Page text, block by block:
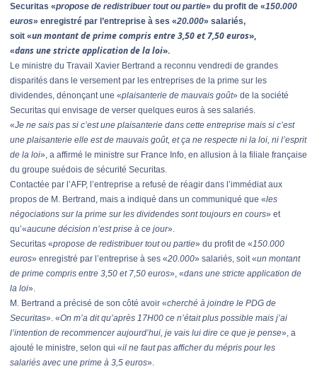
Securitas «propose de redistribuer tout ou partie» du profit de «150.000
euros» enregistré par l’entreprise à ses «20.000» salariés,
soit «un montant de prime compris entre 3,50 et 7,50 euros»,
«dans une stricte application de la loi».
Le ministre du Travail Xavier Bertrand a reconnu vendredi de grandes
disparités dans le versement par les entreprises de la prime sur les
dividendes, dénonçant une «plaisanterie de mauvais goût» de la société
Securitas qui envisage de verser quelques euros à ses salariés.
«Je ne sais pas si c’est une plaisanterie dans cette entreprise mais si c’est
une plaisanterie elle est de mauvais goût, et ça ne respecte ni la loi, ni l’esprit
de la loi», a affirmé le ministre sur France Info, en allusion à la filiale française
du groupe suédois de sécurité Securitas.
Contactée par l’AFP, l’entreprise a refusé de réagir dans l’immédiat aux
propos de M. Bertrand, mais a indiqué dans un communiqué que «les
négociations sur la prime sur les dividendes sont toujours en cours» et
qu’«aucune décision n’est prise à ce jour».
Securitas «propose de redistribuer tout ou partie» du profit de «150.000
euros» enregistré par l’entreprise à ses «20.000» salariés, soit «un montant
de prime compris entre 3,50 et 7,50 euros», «dans une stricte application de
la loi».
M. Bertrand a précisé de son côté avoir «cherché à joindre le PDG de
Securitas». «On m’a dit qu’après 17H00 ce n’était plus possible mais j’ai
l’intention de recommencer aujourd’hui, je vais lui dire ce que je pense», a
ajouté le ministre, selon qui «il ne faut pas afficher du mépris pour les
salariés avec une prime à 3,5 euros».